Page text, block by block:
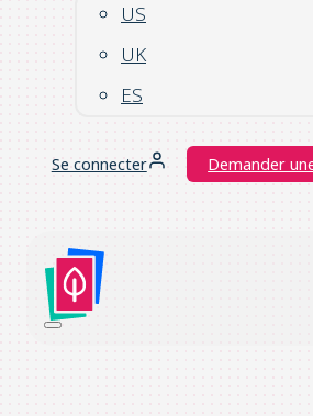
US
UK
ES
Se connecter Demander